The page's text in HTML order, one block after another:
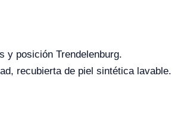
y posición Trendelenburg.
recubierta de piel sintética lavable.